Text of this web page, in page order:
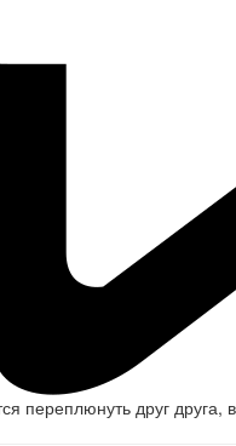
переплюнуть друг